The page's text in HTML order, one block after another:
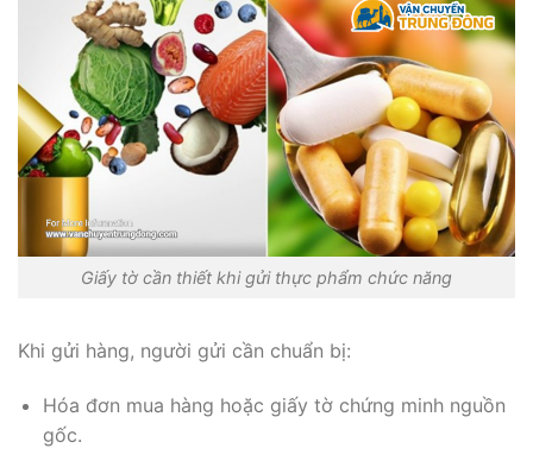
Giấy tờ cần thiết khi gửi thực phẩm chức năng
Khi gửi hàng, người gửi cần chuẩn bị:
Hóa đơn mua hàng hoặc giấy tờ chứng minh nguồn
gốc.